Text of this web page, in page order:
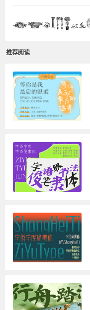
推荐阅读